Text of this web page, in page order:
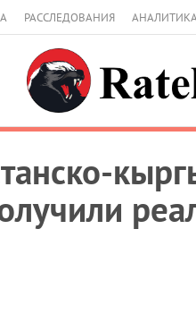
РАССЛЕДОВАНИЯ